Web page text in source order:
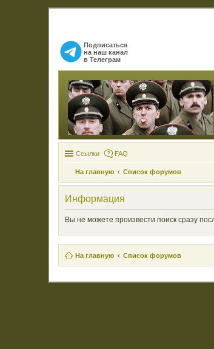
Подписаться
на наш канал
в Телеграм
Ссылки FAQ
На главную Список форумов
Информация
Вы не можете произвести поиск сразу
На главную Список форумов